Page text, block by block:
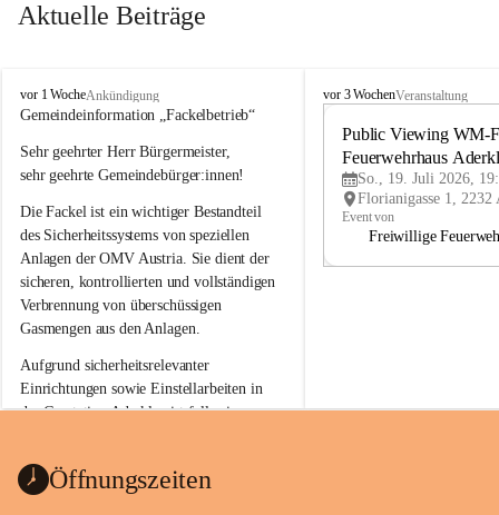
Aktuelle Beiträge
A
d
r
k
a
a
vor 1 WocheAnkündigung
Gemeindeinformation „Fackelbetrieb“
Sehr geehrter Herr Bürgermeister,
sehr geehrte Gemeindebürger:innen!
Die Fackel ist ein wichtiger Bestandteil
des Sicherheitssystems von speziellen
Anlagen der OMV Austria. Sie dient der
sicheren, kontrollierten und vollständigen
Verbrennung von überschüssigen
Gasmengen aus den Anlagen.
Aufgrund sicherheitsrelevanter
Einrichtungen sowie Einstellarbeiten in
der Gasstation Aderklaa ist fallweise
kommenden Tagen und Wochen wird
A
vor 3 WochenVeranstaltung
Public Viewing WM-
Feuerwehrhaus
So., 19. Juli 2026,
Event von
Freiwillige
Öffnungszeiten